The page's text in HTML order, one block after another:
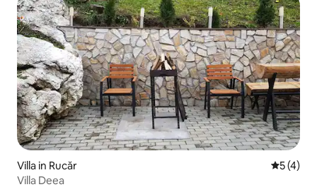
Villa in Rucăr
5 (4)
Villa Deea